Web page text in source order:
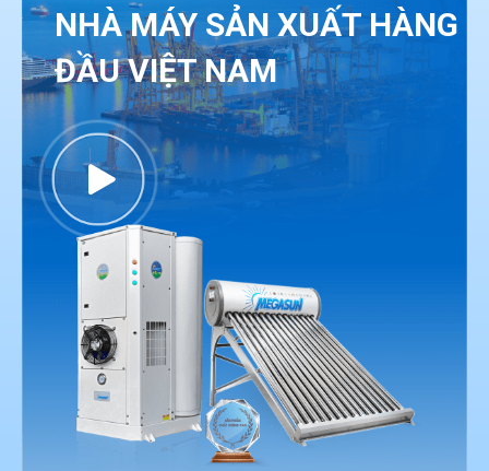
NHÀ MÁY SẢN XUẤT HÀNG
ĐẦU VIỆT NAM